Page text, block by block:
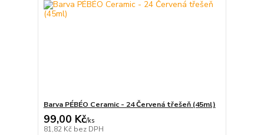
Barva PÉBÉO Ceramic - 24 Červená třešeň (45ml)
99,00 Kč/ks
81,82 Kč bez DPH